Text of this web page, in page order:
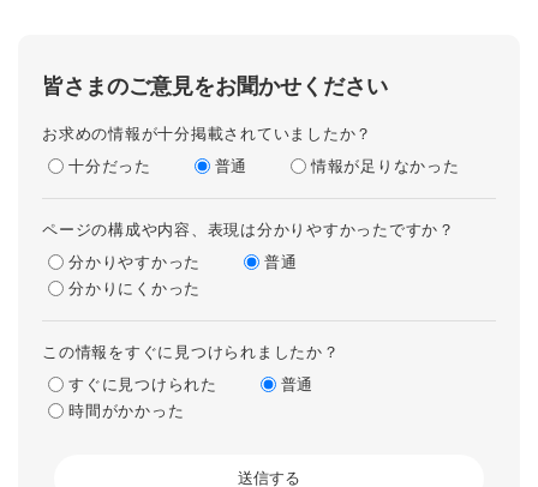
皆さまのご意見をお聞かせください
お求めの情報が十分掲載されていましたか？
十分だった
普通 情報が足りなかった
ページの構成や内容、表現は分かりやすかったですか？
分かりやすかった
普通
分かりにくかった
この情報をすぐに見つけられましたか？
すぐに見つけられた
普通
時間がかかった